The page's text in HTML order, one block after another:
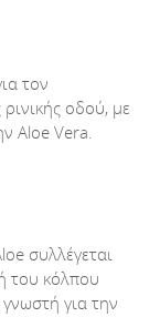
τον
οδού, με
Aloe Vera.
συλλέγεται
του κόλπου
για την